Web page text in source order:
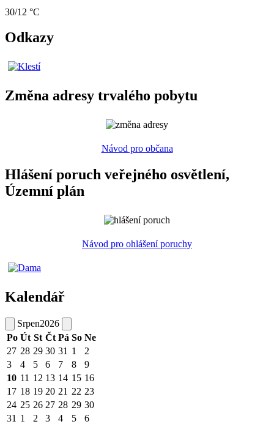
30/12 °C
Odkazy
Změna adresy trvalého pobytu
Návod pro občana
Hlášení poruch veřejného osvětlení,
Územní plán
Návod pro ohlášení poruchy
Kalendář
Srpen2026
Po Út St Čt Pá So Ne
27 28 29 30 31 1
2
3
4 5 6 7 8
9
10 11 12 13 14 15 16
17 18 19 20 21 22 23
24 25 26 27 28 29 30
31 1 2 3 4 5 6